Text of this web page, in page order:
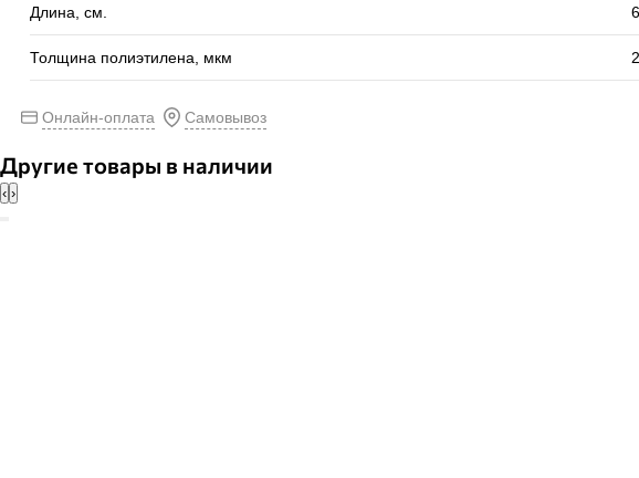
Длина, см.
Толщина полиэтилена, мкм
Онлайн-оплата Самовывоз
Другие товары в наличии
‹ ›